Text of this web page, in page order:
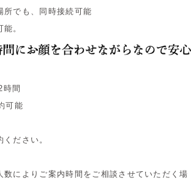
でも、同時接続可能
。
間
可能
ださい。
によりご案内時間をご相談させていただく場